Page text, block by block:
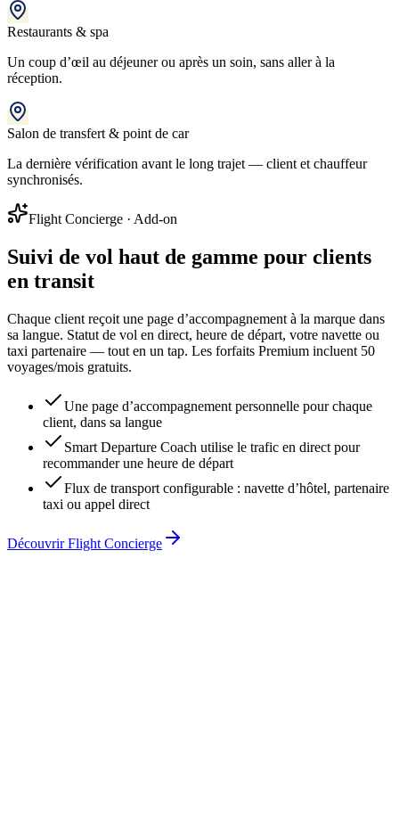
Restaurants & spa
Un coup d’œil au déjeuner ou après un soin, sans aller à la
réception.
Salon de transfert & point de car
La dernière vérification avant le long trajet — client et chauffeur
synchronisés.
Flight Concierge · Add-on
Suivi de vol haut de gamme pour clients
en transit
Chaque client reçoit une page d’accompagnement à la marque dans
sa langue. Statut de vol en direct, heure de départ, votre navette ou
taxi partenaire — tout en un tap. Les forfaits Premium incluent 50
voyages/mois gratuits.
Une page d’accompagnement personnelle pour chaque
client, dans sa langue
Smart Departure Coach utilise le trafic en direct pour
recommander une heure de départ
Flux de transport configurable : navette d’hôtel, partenaire
taxi ou appel direct
Découvrir Flight Concierge